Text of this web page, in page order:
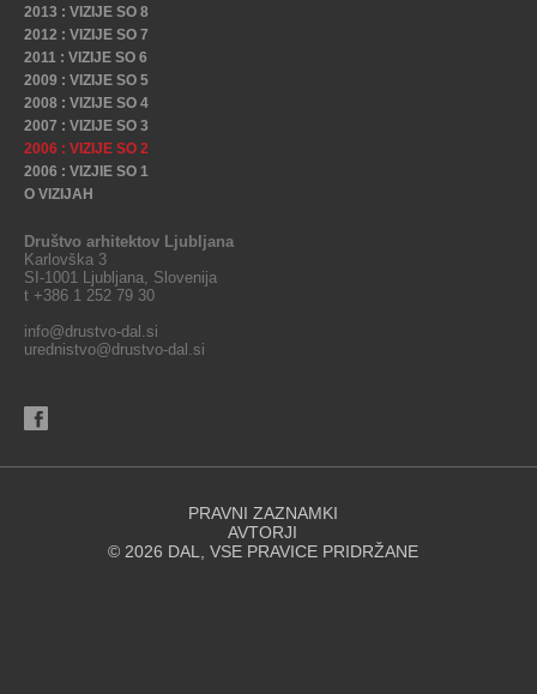
2013 : VIZIJE SO 8
2012 : VIZIJE SO 7
2011 : VIZIJE SO 6
2009 : VIZIJE SO 5
2008 : VIZIJE SO 4
2007 : VIZIJE SO 3
2006 : VIZIJE SO 2
2006 : VIZJIE SO 1
O VIZIJAH
Društvo arhitektov Ljubljana
Karlovška 3
SI-1001 Ljubljana, Slovenija
t +386 1 252 79 30
info@drustvo-dal.si
urednistvo@drustvo-dal.si
PRAVNI ZAZNAMKI
AVTORJI
© 2026 DAL, VSE PRAVICE PRIDRŽANE